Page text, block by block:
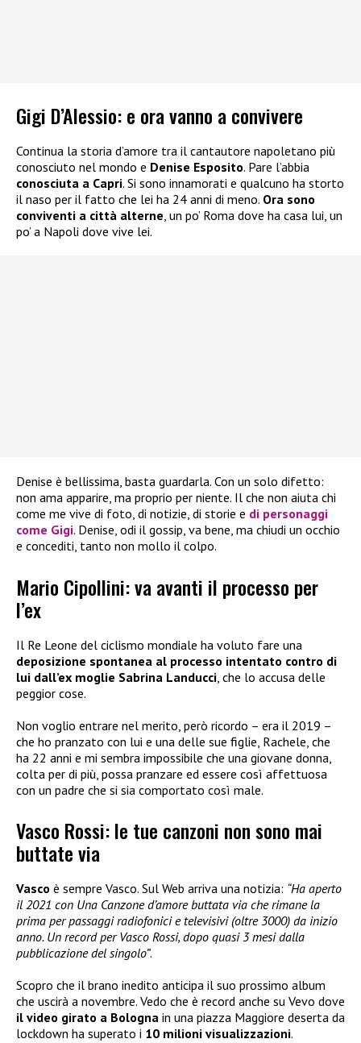
Gigi D’Alessio: e ora vanno a convivere
Continua la storia d’amore tra il cantautore napoletano più
conosciuto nel mondo e Denise Esposito. Pare l’abbia
conosciuta a Capri. Si sono innamorati e qualcuno ha storto
il naso per il fatto che lei ha 24 anni di meno. Ora sono
conviventi a città alterne, un po’ Roma dove ha casa lui, un
po’ a Napoli dove vive lei.
Denise è bellissima, basta guardarla. Con un solo difetto:
non ama apparire, ma proprio per niente. Il che non aiuta chi
come me vive di foto, di notizie, di storie e di personaggi
come Gigi. Denise, odi il gossip, va bene, ma chiudi un occhio
e concediti, tanto non mollo il colpo.
Mario Cipollini: va avanti il processo per
l’ex
Il Re Leone del ciclismo mondiale ha voluto fare una
deposizione spontanea al processo intentato contro di
lui dall’ex moglie Sabrina Landucci , che lo accusa delle
peggior cose.
Non voglio entrare nel merito, però ricordo – era il 2019 –
che ho pranzato con lui e una delle sue figlie, Rachele, che
ha 22 anni e mi sembra impossibile che una giovane donna,
colta per di più, possa pranzare ed essere così affettuosa
con un padre che si sia comportato così male.
Vasco Rossi: le tue canzoni non sono mai
buttate via
Vasco è sempre Vasco. Sul Web arriva una notizia: “Ha aperto
il 2021 con Una Canzone d’amore buttata via che rimane la
prima per passaggi radiofonici e televisivi (oltre 3000) da inizio
anno. Un record per Vasco Rossi, dopo quasi 3 mesi dalla
pubblicazione del singolo”.
Scopro che il brano inedito anticipa il suo prossimo album
che uscirà a novembre. Vedo che è record anche su Vevo dove
il video girato a Bologna in una piazza Maggiore deserta da
lockdown ha superato i 10 milioni visualizzazioni.